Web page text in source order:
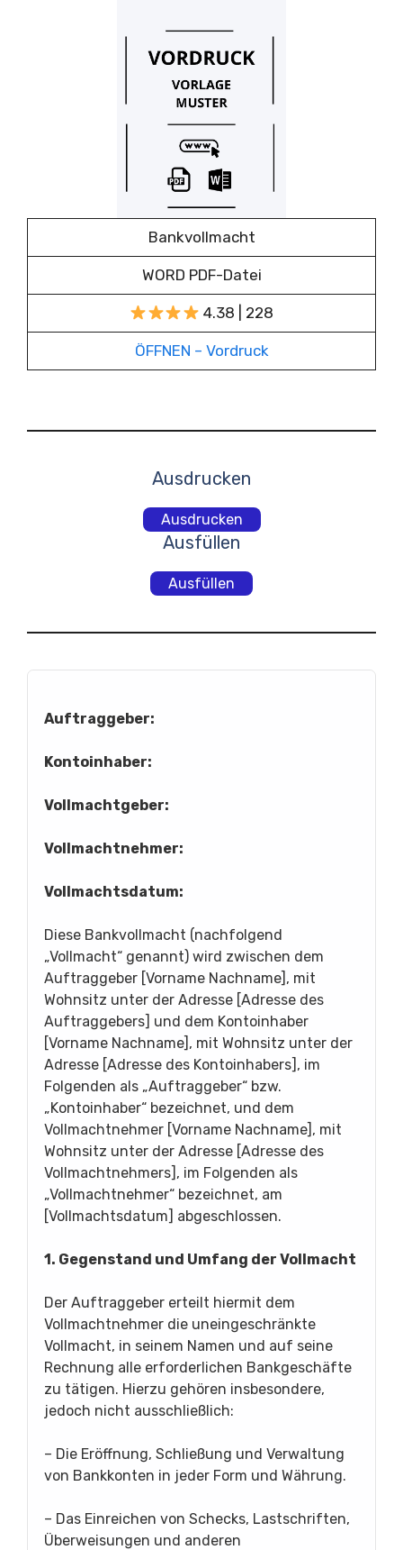
Bankvollmacht
WORD PDF-Datei
4.38 | 228
ÖFFNEN – Vordruck
Ausdrucken
Ausdrucken
Ausfüllen
Ausfüllen
Auftraggeber:
Kontoinhaber:
Vollmachtgeber:
Vollmachtnehmer:
Vollmachtsdatum:
Diese Bankvollmacht (nachfolgend
„Vollmacht“ genannt) wird zwischen dem
Auftraggeber [Vorname Nachname], mit
Wohnsitz unter der Adresse [Adresse des
Auftraggebers] und dem Kontoinhaber
[Vorname Nachname], mit Wohnsitz unter der
Adresse [Adresse des Kontoinhabers], im
Folgenden als „Auftraggeber“ bzw.
„Kontoinhaber“ bezeichnet, und dem
Vollmachtnehmer [Vorname Nachname], mit
Wohnsitz unter der Adresse [Adresse des
Vollmachtnehmers], im Folgenden als
„Vollmachtnehmer“ bezeichnet, am
[Vollmachtsdatum] abgeschlossen.
1. Gegenstand und Umfang der Vollmacht
Der Auftraggeber erteilt hiermit dem
Vollmachtnehmer die uneingeschränkte
Vollmacht, in seinem Namen und auf seine
Rechnung alle erforderlichen Bankgeschäfte
zu tätigen. Hierzu gehören insbesondere,
jedoch nicht ausschließlich:
– Die Eröffnung, Schließung und Verwaltung
von Bankkonten in jeder Form und Währung.
– Das Einreichen von Schecks, Lastschriften,
Überweisungen und anderen